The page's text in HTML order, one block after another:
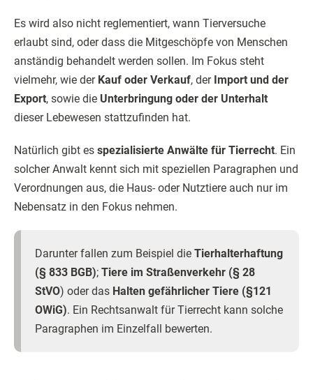
Es wird also nicht reglementiert, wann Tierversuche
erlaubt sind, oder dass die Mitgeschöpfe von Menschen
anständig behandelt werden sollen. Im Fokus steht
vielmehr, wie derKauf oder Verkauf, der Import und der
Export, sowie die Unterbringung oder der Unterhalt
dieser Lebewesen stattzufinden hat.
Natürlich gibt es spezialisierte Anwälte für Tierrecht. Ein
solcher Anwalt kennt sich mit speziellen Paragraphen und
Verordnungen aus, die Haus- oder Nutztiere auch nur im
Nebensatz in den Fokus nehmen.
Darunter fallen zum Beispiel die Tierhalterhaftung
(§ 833 BGB); Tiere im Straßenverkehr (§ 28
StVO) oder das Halten gefährlicher Tiere (§121
OWiG). Ein Rechtsanwalt für Tierrecht kann solche
Paragraphen im Einzelfall bewerten.